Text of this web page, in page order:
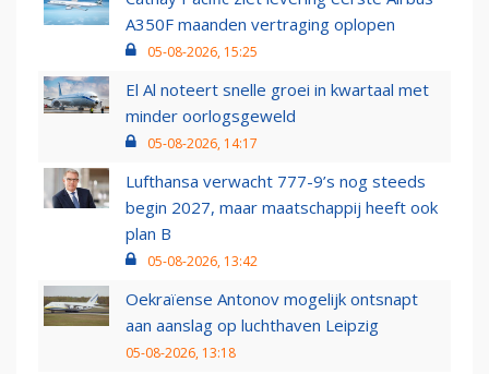
A350F maanden vertraging oplopen
05-08-2026, 15:25
El Al noteert snelle groei in kwartaal met
minder oorlogsgeweld
05-08-2026, 14:17
Lufthansa verwacht 777-9’s nog steeds
begin 2027, maar maatschappij heeft ook
plan B
05-08-2026, 13:42
Oekraïense Antonov mogelijk ontsnapt
aan aanslag op luchthaven Leipzig
05-08-2026, 13:18